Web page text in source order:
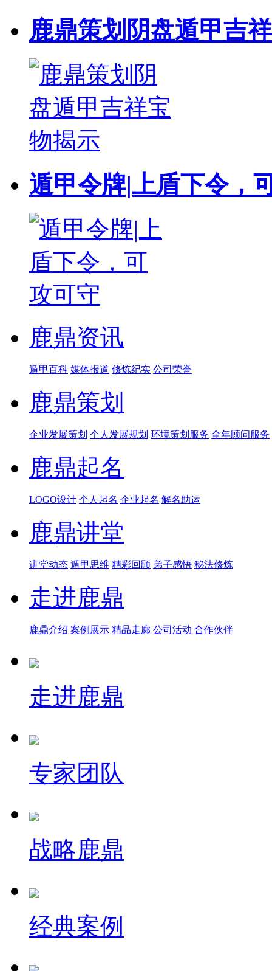
鹿鼎策划阴盘遁甲吉
遁甲令牌|上盾下令，
鹿鼎资讯
遁甲百科 媒体报道 修炼纪实 公司荣誉
鹿鼎策划
企业发展策划 个人发展规划 环境策划服务 全年顾问服务
鹿鼎起名
LOGO设计 个人起名 企业起名 解名助运
鹿鼎讲堂
讲堂动态 遁甲思维 精彩回顾 弟子感悟 秘法修炼
走进鹿鼎
鹿鼎介绍 案例展示 精品走廊 公司活动 合作伙伴
走进鹿鼎
专家团队
战略鹿鼎
经典案例